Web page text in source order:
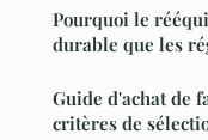
Pourquoi le
durable que les
Guide d'achat de
critères de